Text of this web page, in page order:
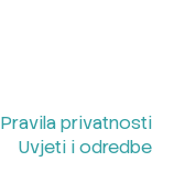
Pravila privatnosti
Uvjeti i odredbe